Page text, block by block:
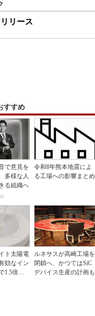
リース
すすめ
で意見を
多様な人
る組織へ
令和8年熊本地震によ
る工場への影響まとめ
ト太陽電
効なイン
1.5倍の
ルネサスが高崎工場を
閉鎖へ、かつてはSiC
デバイス生産の計画も